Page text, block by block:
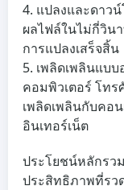
แปลงและดาว
ผลไฟล์ในไม่กี่วิน
การแปลงเสร็จสิ้น
เพลิดเพลินแบ
คอมพิวเตอร์ โท
เพลิดเพลินกับคอ
อินเทอร์เน็ต
ประโยชน์หลักรว
ประสิทธิภาพที่รว